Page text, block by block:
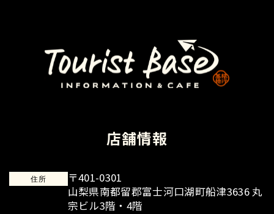
店舗情報
住所
〒401-0301
山梨県南都留郡富士河口湖町船津3636 丸
宗ビル3階・4階